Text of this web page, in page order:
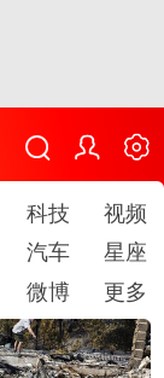
科技
视频
汽车
星座
微博 更多